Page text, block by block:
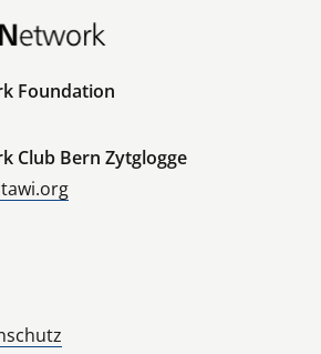
Foundation
Club Bern Zytglogge